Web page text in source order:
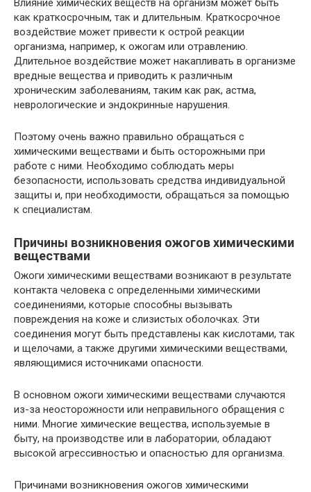
как краткосрочным, так и длительным. Краткосрочное
воздействие может привести к острой реакции
организма, например, к ожогам или отравлению.
Длительное воздействие может накапливать в организме
вредные вещества и приводить к различным
хроническим заболеваниям, таким как рак, астма,
неврологические и эндокринные нарушения.
Поэтому очень важно правильно обращаться с
химическими веществами и быть осторожными при
работе с ними. Необходимо соблюдать меры
безопасности, использовать средства индивидуальной
защиты и, при необходимости, обращаться за помощью
к специалистам.
Причины возникновения ожогов химическими
веществами
Ожоги химическими веществами возникают в результате
контакта человека с определенными химическими
соединениями, которые способны вызывать
повреждения на коже и слизистых оболочках. Эти
соединения могут быть представлены как кислотами, так
и щелочами, а также другими химическими веществами,
являющимися источниками опасности.
В основном ожоги химическими веществами случаются
из-за неосторожности или неправильного обращения с
ними. Многие химические вещества, используемые в
быту, на производстве или в лаборатории, обладают
высокой агрессивностью и опасностью для организма.
Причинами возникновения ожогов химическими